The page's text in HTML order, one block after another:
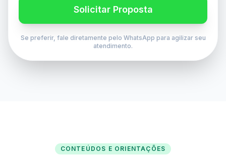
Solicitar Proposta
Se preferir, fale diretamente pelo WhatsApp para agilizar seu
atendimento.
CONTEÚDOS E ORIENTAÇÕES